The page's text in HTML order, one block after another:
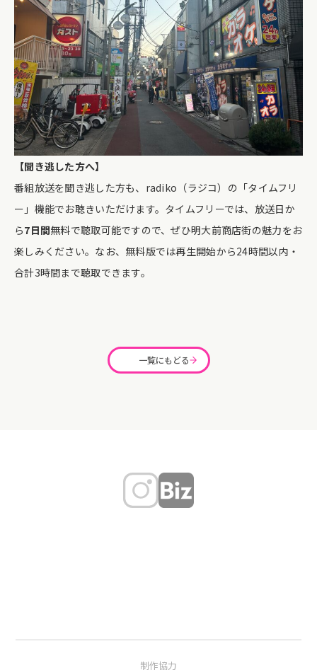
【聞き逃した方へ】
番組放送を聞き逃した方も、radiko（ラジコ）の「タイムフリ
ー」機能でお聴きいただけます。タイムフリーでは、放送日か
ら7日間無料で聴取可能ですので、ぜひ明大前商店街の魅力をお
楽しみください。なお、無料版では再生開始から24時間以内・
合計3時間まで聴取できます。
一覧にもどる
制作協力